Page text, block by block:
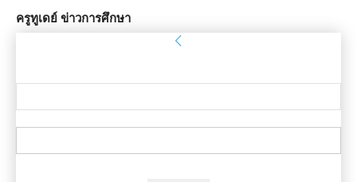
ครูทูเดย์ ข่าวการศึกษา